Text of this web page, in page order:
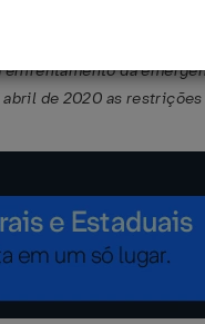
48.832, de 19 de março
da
de 2020 as